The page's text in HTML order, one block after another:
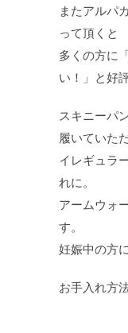
またアルパ
って頂くと
多くの方に
い！」と好評
スキニーパ
履いていた
イレギュラ
れに。
アームウォ
す。
妊娠中の方
お手入れ方